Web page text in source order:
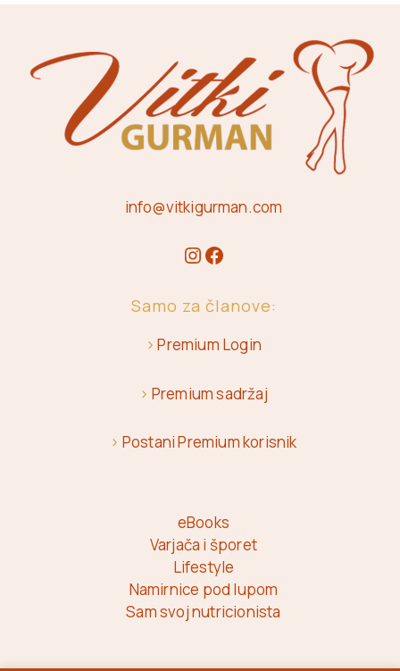
info@vitkigurman.com
Samo za članove:
>Premium Login
> Premium sadržaj
> Postani Premium korisnik
eBooks
Varjača i šporet
Lifestyle
Namirnice pod lupom
Sam svoj nutricionista